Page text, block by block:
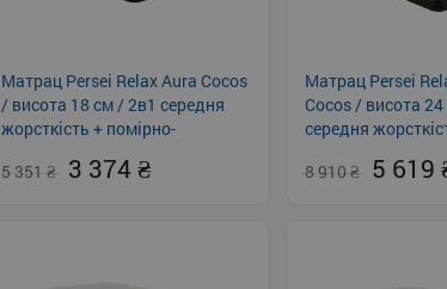
Матрац Persei Relax Aura Cocos
/ висота 18 см / 2в1 середня
жорсткість + помірно-
5 351
3 374
Матрац Persei
Cocos / висота
середня
8 910
5 619